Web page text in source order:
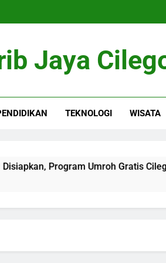
Jaya
TEKNOLOGI WISATA
Program Umroh Gratis Cilegon